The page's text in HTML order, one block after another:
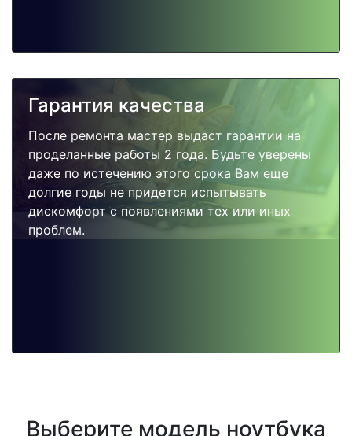
Гарантия качества
После ремонта мастер выдаст гарантии на
проделанные работы 2 года. Будьте уверены
даже по истечению этого срока Вам еще
долгие годы не придется испытывать
дискомфорт с появлениями тех или иных
проблем.
Выберите модель ноутбука